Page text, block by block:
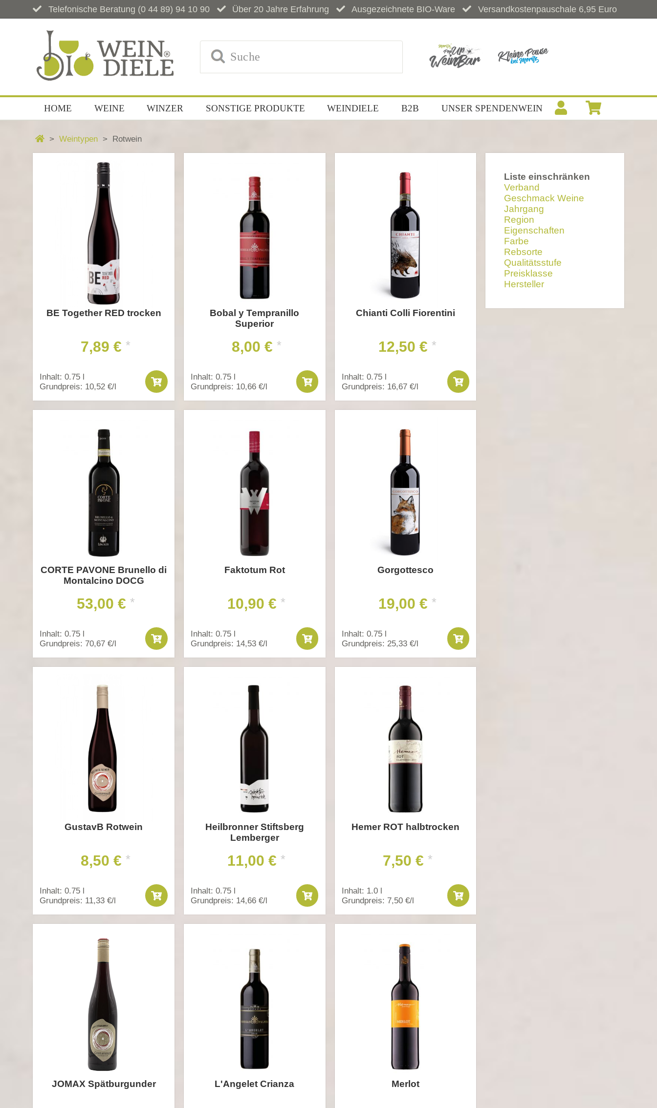
Telefonische Beratung (0 44 89) 94 10 90 Über 20 Jahre Erfahrung Ausgezeichnete BIO-Ware Versandkostenpauschale 6,95 Euro
HOME WEINE WINZER SONSTIGE PRODUKTE WEINDIELE B2B UNSER SPENDENWEIN
Weintypen Rotwein
BE Together RED trocken
7,89 € *
Inhalt: 0.75 l
Grundpreis: 10,52 €/l
Bobal y Tempranillo
Superior
8,00 € *
Inhalt: 0.75 l
Grundpreis: 10,66 €/l
Chianti Colli Fiorentini
12,50 € *
Inhalt: 0.75 l
Grundpreis: 16,67 €/l
CORTE PAVONE Brunello di
Montalcino DOCG
53,00 € *
Inhalt: 0.75 l
Grundpreis: 70,67 €/l
Faktotum Rot
10,90 € *
Inhalt: 0.75 l
Grundpreis: 14,53 €/l
Gorgottesco
19,00 € *
Inhalt: 0.75 l
Grundpreis: 25,33 €/l
GustavB Rotwein
8,50 € *
Inhalt: 0.75 l
Grundpreis: 11,33 €/l
Heilbronner Stiftsberg
Lemberger
11,00 € *
Inhalt: 0.75 l
Grundpreis: 14,66 €/l
Hemer ROT halbtrocken
7,50 € *
Inhalt: 1.0 l
Grundpreis: 7,50 €/l
JOMAX Spätburgunder L'Angelet Crianza Merlot
Liste einschränken
Verband
Geschmack Weine
Jahrgang
Region
Eigenschaften
Farbe
Rebsorte
Qualitätsstufe
Preisklasse
Hersteller